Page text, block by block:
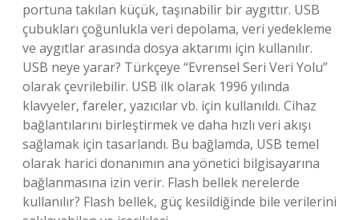
portuna takılan küçük, taşınabilir bir aygıttır. USB
çubukları çoğunlukla veri depolama, veri yedekleme
ve aygıtlar arasında dosya aktarımı için kullanılır.
USB neye yarar? Türkçeye “Evrensel Seri Veri Yolu”
olarak çevrilebilir. USB ilk olarak 1996 yılında
klavyeler, fareler, yazıcılar vb. için kullanıldı. Cihaz
bağlantılarını birleştirmek ve daha hızlı veri akışı
sağlamak için tasarlandı. Bu bağlamda, USB temel
olarak harici donanımın ana yönetici bilgisayarına
bağlanmasına izin verir. Flash bellek nerelerde
kullanılır? Flash bellek, güç kesildiğinde bile verilerini